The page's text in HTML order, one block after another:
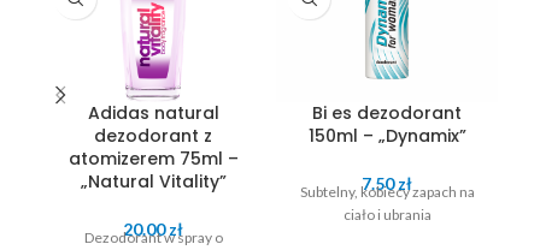
Adidas natural
dezodorant z
atomizerem 75ml –
„Natural Vitality”
20.00zł
Dezodorant w spray o
Bi es dezodorant
150ml – „Dynamix”
7.50zł
Subtelny, kobiecy zapach na
ciało i ubrania